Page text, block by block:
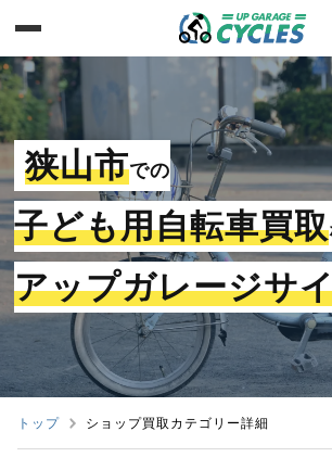
狭山市での
子ども用自転車買取
アップガレージサ
トップ ショップ買取カテゴリー詳細